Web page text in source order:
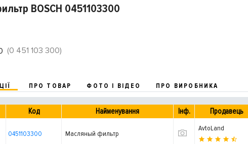
BOSCH 0451103300
(0 451 103 300)
ПРО ТОВАР ФОТО І ВІДЕО ПРО ВИРОБНИКА
Код Найменування Інф. Продавець
0451103300 Масляный фильтр
AvtoLand